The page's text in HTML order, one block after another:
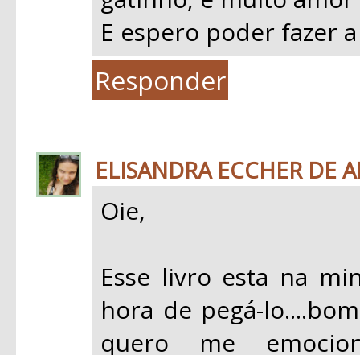
E espero poder fazer
Responder
ELISANDRA ECCHER DE
Oie,
Esse livro esta na
hora de pegá-
quero me